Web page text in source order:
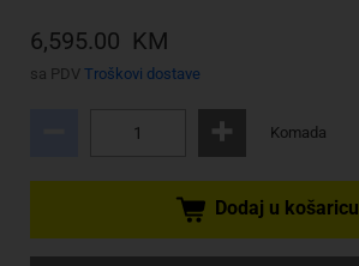
6,595.00 KM
sa PDV Troškovi dostave
Komada
Dodaj u košaricu